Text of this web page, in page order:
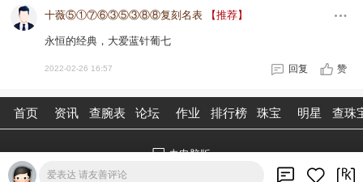
十薇⑤①⑦⑥③⑤③⑧⑧复刻名表 【推荐】
永恒的经典，大爱蓝针葡七
2022-02-26 16:57 回复 赞
爱表达 请友善评论
首页 资讯 查腕表 论坛 作业 排行榜 珠宝 明星 查珠
去电脑版
©2026腕表之家 m.xbiao.com